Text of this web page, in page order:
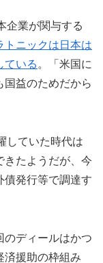
企業が関与する
トニックは日本は
ている 。「米国に
国益のためだから
していた時代は
きたようだが、今
債発行等で調達す
のディールはかつ
済援助の枠組み